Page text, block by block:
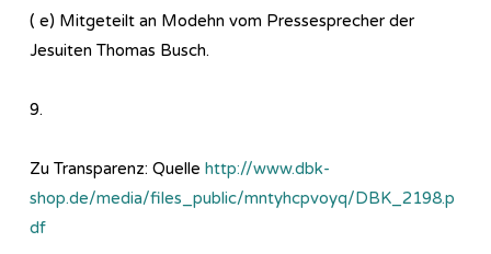
( e) Mitgeteilt an Modehn vom Pressesprecher der
Jesuiten Thomas Busch.
9.
Zu Transparenz: Quelle http://www.dbk-
shop.de/media/files_public/mntyhcpvoyq/DBK_2198.p
df